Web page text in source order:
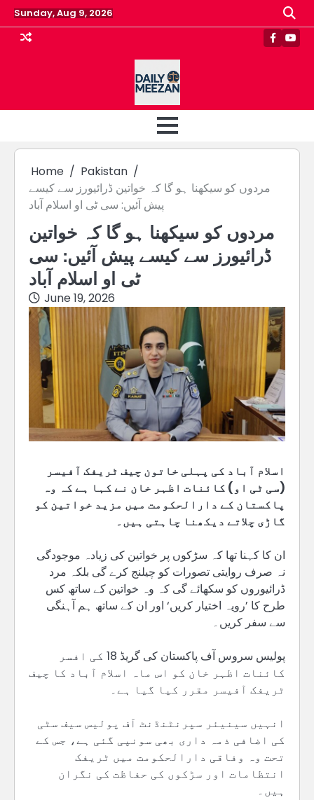
Skip
to
content
Sunday, Aug 9, 2026
Home
Pakistan
مردوں کو سیکھنا ہو گا کہ خواتین ڈرائیورز سے کیسے
پیش آئیں: سی ٹی او اسلام آباد
مردوں کو سیکھنا ہو گا کہ خواتین
ڈرائیورز سے کیسے پیش آئیں: سی
ٹی او اسلام آباد
June 19, 2026
اسلام آباد کی پہلی خاتون چیف ٹریفک آفیسر
(سی ٹی او) کائنات اظہر خان نے کہا ہے کہ وہ
پاکستان کے دارالحکومت میں مزید خواتین کو
گاڑی چلاتے دیکھنا چاہتی ہیں۔
ان کا کہنا تھا کہ سڑکوں پر خواتین کی زیادہ موجودگی
نہ صرف روایتی تصورات کو چیلنج کرے گی بلکہ مرد
ڈرائیوروں کو سکھائے گی کہ وہ خواتین کے ساتھ کس
طرح کا ’رویہ اختیار کریں‘ اور ان کے ساتھ ہم آہنگی
سے سفر کریں۔
پولیس سروس آف پاکستان کی گریڈ 18 کی افسر
کائنات اظہر خان کو اس ماہ اسلام آباد کا چیف
ٹریفک آفیسر مقرر کیا گیا ہے۔
انہیں سینیئر سپرنٹنڈنٹ آف پولیس سیف سٹی
کی اضافی ذمہ داری بھی سونپی گئی ہے، جس کے
تحت وہ وفاقی دارالحکومت میں ٹریفک
انتظامات اور سڑکوں کی حفاظت کی نگران
ہیں۔